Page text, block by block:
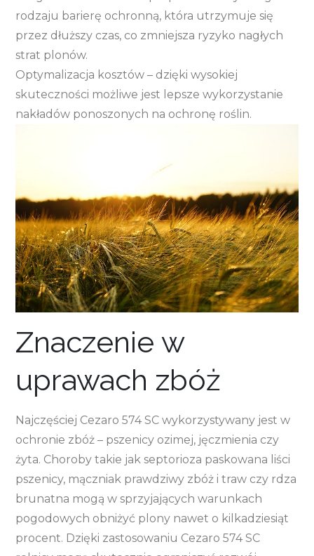
rodzaju barierę ochronną, która utrzymuje się
przez dłuższy czas, co zmniejsza ryzyko nagłych
strat plonów.
Optymalizacja kosztów – dzięki wysokiej
skuteczności możliwe jest lepsze wykorzystanie
nakładów ponoszonych na ochronę roślin.
Znaczenie w
uprawach zbóż
Najczęściej Cezaro 574 SC wykorzystywany jest w
ochronie zbóż – pszenicy ozimej, jęczmienia czy
żyta. Choroby takie jak septorioza paskowana liści
pszenicy, mączniak prawdziwy zbóż i traw czy rdza
brunatna mogą w sprzyjających warunkach
pogodowych obniżyć plony nawet o kilkadziesiąt
procent. Dzięki zastosowaniu Cezaro 574 SC